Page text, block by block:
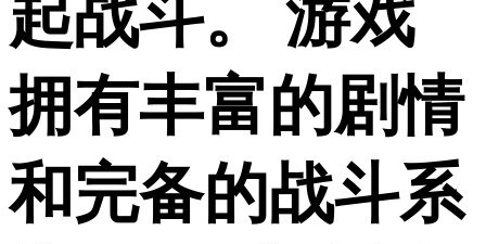
起战斗。 游戏
拥有丰富的剧情
和完备的战斗系